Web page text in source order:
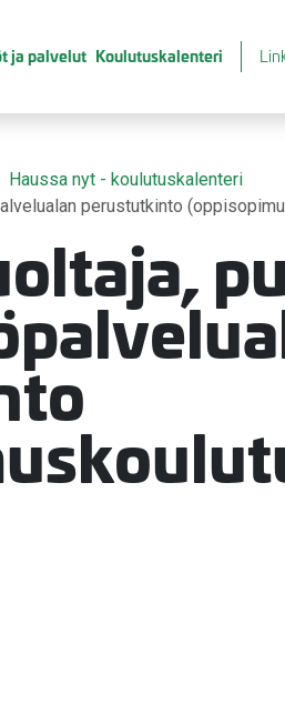
ja palvelut Koulutuskalenteri
Haussa nyt - koulutuskalenteri
perustutkinto